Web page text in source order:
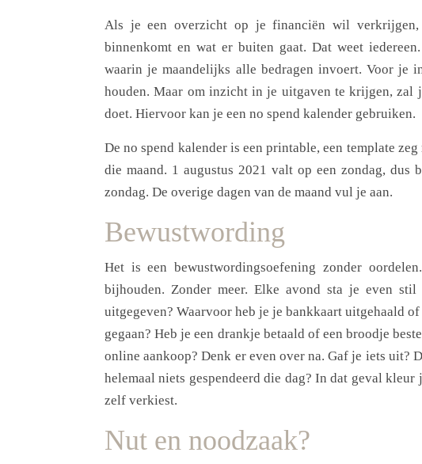
Als je een overzicht op je financiën wil
binnenkomt en wat er buiten gaat. Dat weet
waarin je maandelijks alle bedragen invoert. Voor je
houden. Maar om inzicht in je uitgaven te krijgen, zal
doet. Hiervoor kan je een no spend kalender gebruiken.
De no spend kalender is een printable, een template
die maand. 1 augustus 2021 valt op een zondag,
zondag. De overige dagen van de maand vul je aan.
Bewustwording
Het is een bewustwordingsoefening zonder
bijhouden. Zonder meer. Elke avond sta je even
uitgegeven? Waarvoor heb je je bankkaart uitgehaald
gegaan? Heb je een drankje betaald of een broodje
online aankoop? Denk er even over na. Gaf je iets uit?
helemaal niets gespendeerd die dag? In dat geval
zelf verkiest.
Nut en noodzaak?